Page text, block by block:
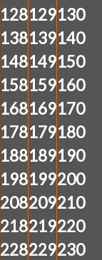
128129130
138139140
148149150
158159160
168169170
178179180
188189190
198199200
208209210
218219220
228229230